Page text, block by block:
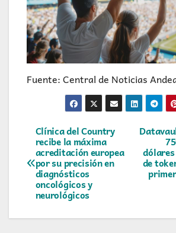
Fuente: Central de Noticias
Navegación
de
entradas
de
Clínica del Country
recibe la máxima
acreditación europea
por su precisión en
diagnósticos
oncológicos y
neurológicos